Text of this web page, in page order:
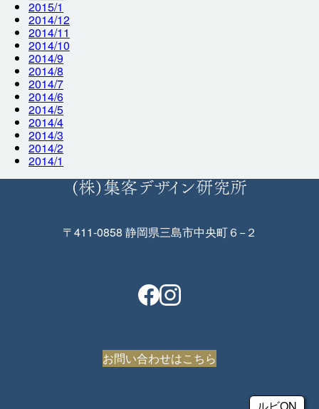
2015/1
2014/12
2014/11
2014/10
2014/9
2014/8
2014/7
2014/6
2014/5
2014/4
2014/3
2014/2
2014/1
〒411-0858 静岡県三島市中央町６−２
お問い合わせはこちら